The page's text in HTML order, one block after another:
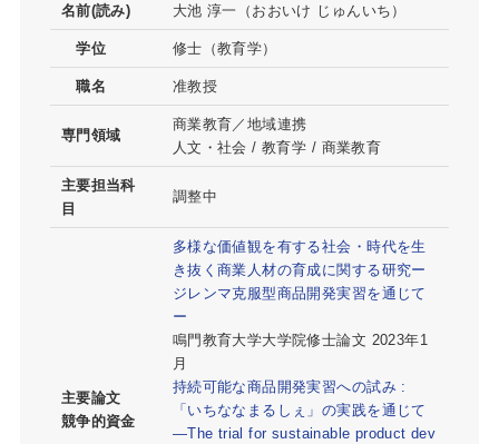
名前(読み) 大池 淳一（おおいけ じゅんいち）
学位 修士（教育学）
職名 准教授
専門領域
商業教育／地域連携
人文・社会 / 教育学 / 商業教育
主要担当科
目
調整中
主要論文
競争的資金
多様な価値観を有する社会・時代を生
き抜く商業人材の育成に関する研究ー
ジレンマ克服型商品開発実習を通じて
ー
鳴門教育大学大学院修士論文 2023年1
月
持続可能な商品開発実習への試み :
「いちななまるしぇ」の実践を通じて
—The trial for sustainable product dev